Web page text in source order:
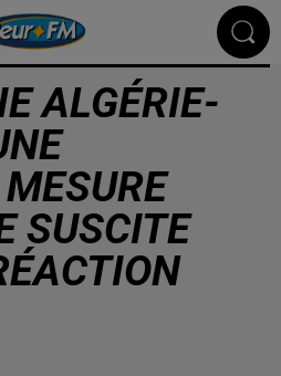
ALGÉRIE-
SUSCITE